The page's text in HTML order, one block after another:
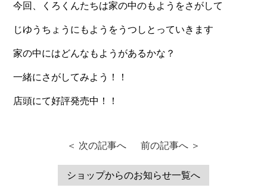
今回、くろくんたちは家の中のもようをさがして
じゆうちょうにもようをうつしとっていきます
家の中にはどんなもようがあるかな？
一緒にさがしてみよう！！
店頭にて好評発売中！！
＜ 次の記事へ 前の記事へ ＞
ショップからのお知らせ一覧へ